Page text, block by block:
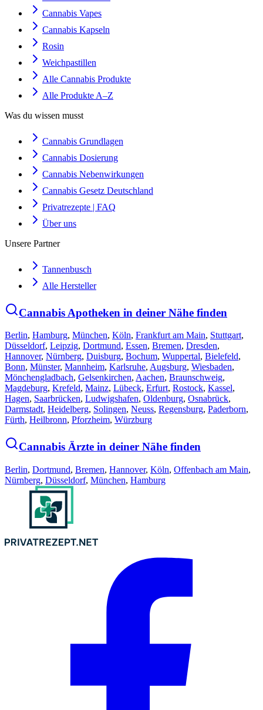
Cannabis Vapes
Cannabis Kapseln
Rosin
Weichpastillen
Alle Cannabis Produkte
Alle Produkte A–Z
Was du wissen musst
Cannabis Grundlagen
Cannabis Dosierung
Cannabis Nebenwirkungen
Cannabis Gesetz Deutschland
Privatrezepte | FAQ
Über uns
Unsere Partner
Tannenbusch
Alle Hersteller
Cannabis Apotheken in deiner Nähe finden
Berlin, Hamburg, München, Köln, Frankfurt am Main, Stuttgart,
Düsseldorf, Leipzig, Dortmund, Essen, Bremen, Dresden,
Hannover, Nürnberg, Duisburg, Bochum, Wuppertal, Bielefeld,
Bonn, Münster, Mannheim, Karlsruhe, Augsburg, Wiesbaden,
Mönchengladbach, Gelsenkirchen, Aachen, Braunschweig,
Magdeburg, Krefeld, Mainz, Lübeck, Erfurt, Rostock, Kassel,
Hagen, Saarbrücken, Ludwigshafen, Oldenburg, Osnabrück,
Darmstadt, Heidelberg, Solingen, Neuss, Regensburg, Paderborn,
Fürth, Heilbronn, Pforzheim, Würzburg
Cannabis Ärzte in deiner Nähe finden
Berlin, Dortmund, Bremen, Hannover, Köln, Offenbach am Main,
Nürnberg, Düsseldorf, München, Hamburg